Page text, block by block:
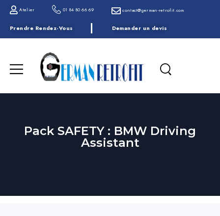
Atelier 01 84 80 66 69 contact@german-retrofit.com
Prendre Rendez-Vous Demander un devis
Pack SAFETY : BMW Driving
Assistant